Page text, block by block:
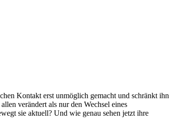
Kontakt erst unmöglich gemacht und schränkt ihn
verändert als nur den Wechsel eines
sie aktuell? Und wie genau sehen jetzt ihre